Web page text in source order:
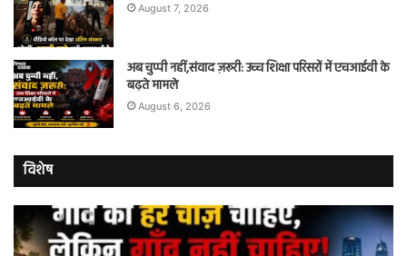
August 7, 2026
अब चुप्पी नहीं,संवाद ज़रूरी: उच्च शिक्षा परिसरों में एचआईवी के
बढ़ते मामले
August 6, 2026
विशेष